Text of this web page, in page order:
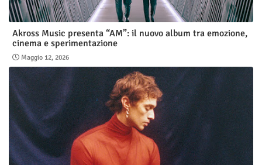
Akross Music presenta “AM”: il nuovo album tra emozione,
cinema e sperimentazione
Maggio 12, 2026